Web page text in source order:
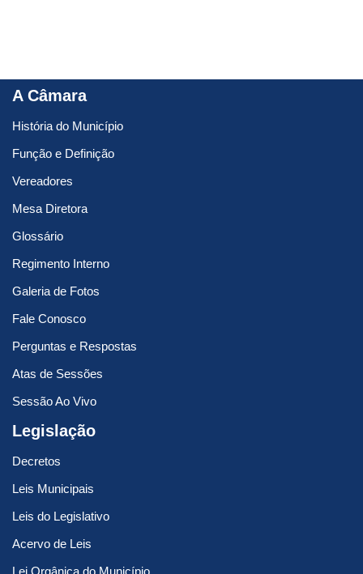
A Câmara
História do Município
Função e Definição
Vereadores
Mesa Diretora
Glossário
Regimento Interno
Galeria de Fotos
Fale Conosco
Perguntas e Respostas
Atas de Sessões
Sessão Ao Vivo
Legislação
Decretos
Leis Municipais
Leis do Legislativo
Acervo de Leis